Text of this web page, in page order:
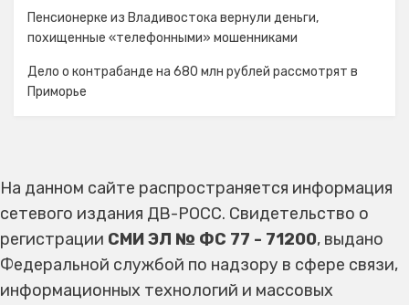
Пенсионерке из Владивостока вернули деньги,
похищенные «телефонными» мошенниками
Дело о контрабанде на 680 млн рублей рассмотрят в
Приморье
На данном сайте распространяется информация
сетевого издания ДВ-РОСС. Свидетельство о
регистрации СМИ ЭЛ № ФС 77 - 71200, выдано
Федеральной службой по надзору в сфере связи,
информационных технологий и массовых